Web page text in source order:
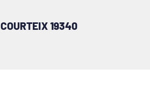
COURTEIX 19340